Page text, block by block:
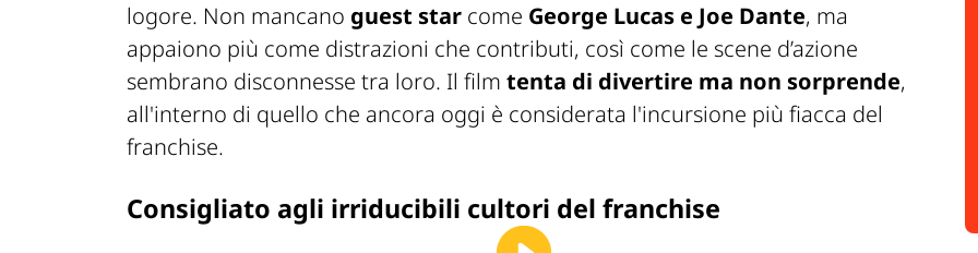
logore. Non mancano guest star come George Lucas e Joe Dante, ma
appaiono più come distrazioni che contributi, così come le scene d’azione
sembrano disconnesse tra loro. Il film tenta di divertire ma non sorprende,
all'interno di quello che ancora oggi è considerata l'incursione più fiacca del
franchise.
Consigliato agli irriducibili cultori del franchise